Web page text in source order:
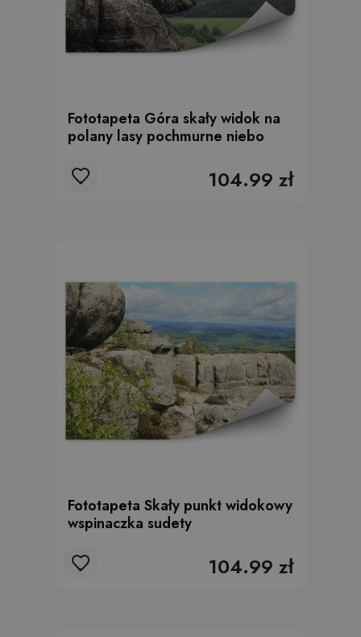
Fototapeta Góra skały widok na
polany lasy pochmurne niebo
104.99 zł
Fototapeta Skały punkt widokowy
wspinaczka sudety
104.99 zł